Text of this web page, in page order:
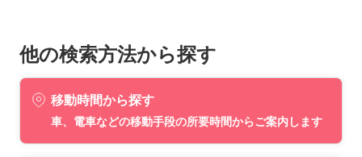
他の検索方法から探す
移動時間から探す
車、電車などの移動手段の所要時間からご案内します